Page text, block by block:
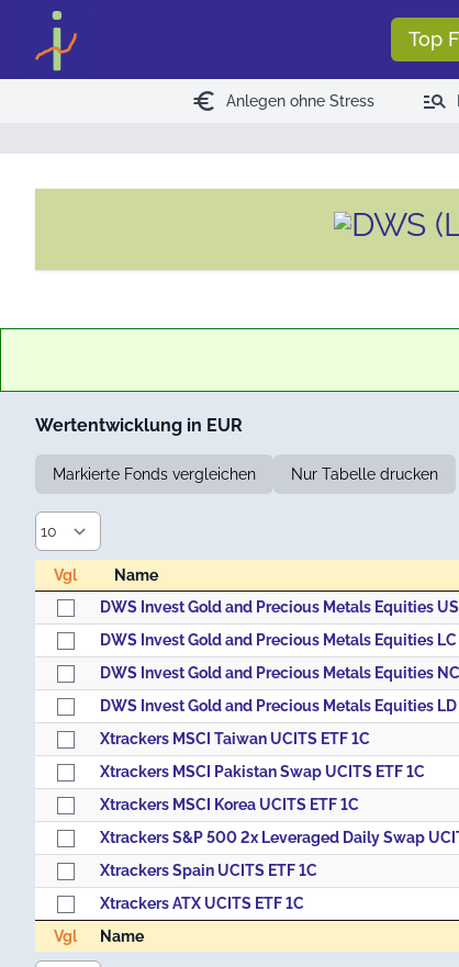
Top
euro Anlegen ohne Stress manage_search
Wertentwicklung in EUR
Markierte Fonds vergleichen Nur Tabelle drucken
Vgl Name
Vgl
Name
Vgl Name
DWS Invest Gold and Precious Metals Equities
DWS Invest Gold and Precious Metals Equities LC
DWS Invest Gold and Precious Metals Equities NC
DWS Invest Gold and Precious Metals Equities LD
Xtrackers MSCI Taiwan UCITS ETF 1C
Xtrackers MSCI Pakistan Swap UCITS ETF 1C
Xtrackers MSCI Korea UCITS ETF 1C
Xtrackers S&P 500 2x Leveraged Daily Swap
Xtrackers Spain UCITS ETF 1C
Xtrackers ATX UCITS ETF 1C
Vgl
Name